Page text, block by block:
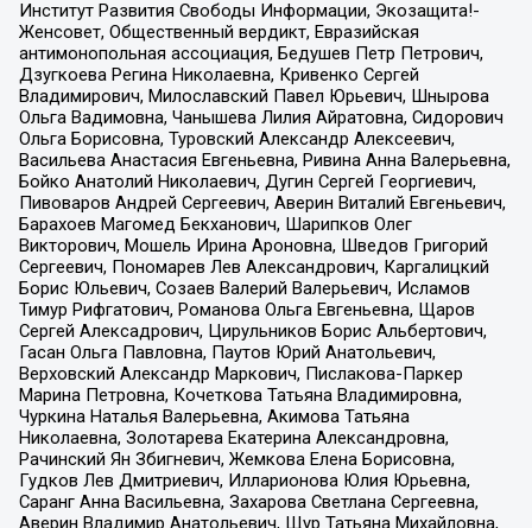
Институт Развития Свободы Информации, Экозащита!-
Женсовет, Общественный вердикт, Евразийская
антимонопольная ассоциация, Бедушев Петр Петрович,
Дзугкоева Регина Николаевна, Кривенко Сергей
Владимирович, Милославский Павел Юрьевич, Шнырова
Ольга Вадимовна, Чанышева Лилия Айратовна, Сидорович
Ольга Борисовна, Туровский Александр Алексеевич,
Васильева Анастасия Евгеньевна, Ривина Анна Валерьевна,
Бойко Анатолий Николаевич, Дугин Сергей Георгиевич,
Пивоваров Андрей Сергеевич, Аверин Виталий Евгеньевич,
Барахоев Магомед Бекханович, Шарипков Олег
Викторович, Мошель Ирина Ароновна, Шведов Григорий
Сергеевич, Пономарев Лев Александрович, Каргалицкий
Борис Юльевич, Созаев Валерий Валерьевич, Исламов
Тимур Рифгатович, Романова Ольга Евгеньевна, Щаров
Сергей Алексадрович, Цирульников Борис Альбертович,
Гасан Ольга Павловна, Паутов Юрий Анатольевич,
Верховский Александр Маркович, Пислакова-Паркер
Марина Петровна, Кочеткова Татьяна Владимировна,
Чуркина Наталья Валерьевна, Акимова Татьяна
Николаевна, Золотарева Екатерина Александровна,
Рачинский Ян Збигневич, Жемкова Елена Борисовна,
Гудков Лев Дмитриевич, Илларионова Юлия Юрьевна,
Саранг Анна Васильевна, Захарова Светлана Сергеевна,
Аверин Владимир Анатольевич, Щур Татьяна Михайловна,